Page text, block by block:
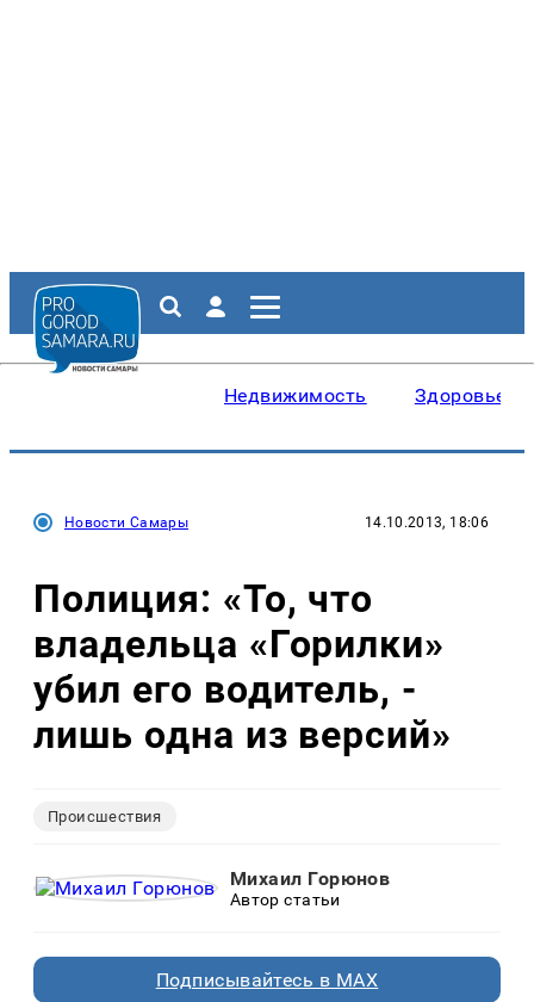
Недвижимость Здоровье
Новости Самары 14.10.2013, 18:06
Полиция: «То, что
владельца «Горилки»
убил его водитель, -
лишь одна из версий»
Происшествия
Михаил Горюнов
Автор статьи
Подписывайтесь в MAX